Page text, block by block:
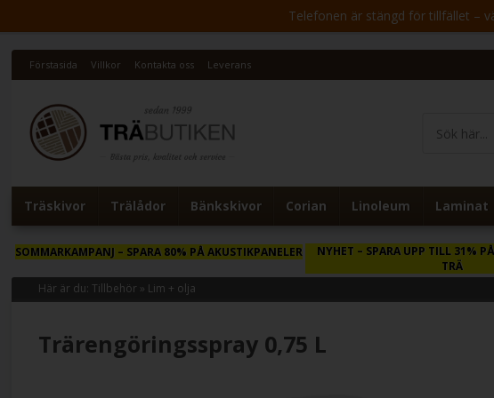
Telefonen är stängd för tillfället –
Förstasida Villkor Kontakta oss Leverans
Träskivor Trälådor Bänkskivor Corian Linoleum Laminat
SOMMARKAMPANJ– SPARA 80% PÅ AKUSTIKPANELER NYHET – SPARA UPP TILL 31%
TRÄ
Här är du:Tillbehör » Lim + olja
Trärengöringsspray 0,75 L